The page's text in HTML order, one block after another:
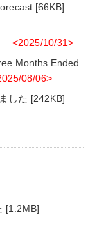
[66KB]
<2025/10/31>
Months Ended
08/06>
した [242KB]
[1.2MB]